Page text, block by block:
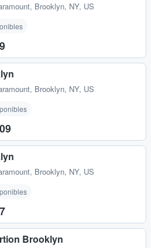
, Brooklyn, NY, US
, Brooklyn, NY, US
, Brooklyn, NY, US
Brooklyn